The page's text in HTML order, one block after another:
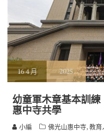
164 月 2025
幼童軍木章基本訓
惠中寺共學
小編 佛光山惠中寺,教育